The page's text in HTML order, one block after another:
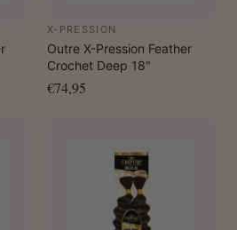
X-PRESSION
Outre X-Pression Feather
Crochet Deep 18"
€74,95